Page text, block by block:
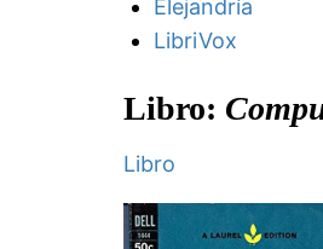
Elejandría
LibriVox
Libro:
Libro